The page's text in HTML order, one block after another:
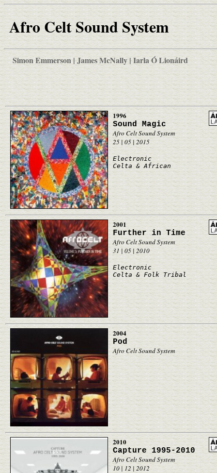
Afro Celt Sound System
Simon Emmerson | James McNally | Iarla Ó Lionáird
1996
Sound Magic
Afro Celt Sound System
25 | 05 | 2015
Electronic
Celta & African
2001
Further in Time
Afro Celt Sound System
31 | 05 | 2010
Electronic
Celta & Folk Tribal
2004
Pod
Afro Celt Sound System
2010
Capture 1995-2010
Afro Celt Sound System
10 | 12 | 2012